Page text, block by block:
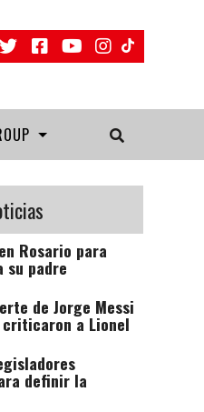
Rosario para
su padre
de Jorge Messi
a Lionel
definir la